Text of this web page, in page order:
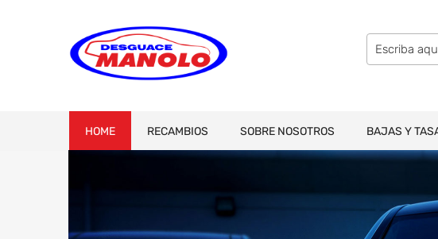
HOME RECAMBIOS SOBRE NOSOTROS BAJAS Y